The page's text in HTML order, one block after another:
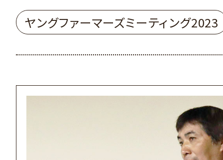
ヤングファーマーズミーティング2023